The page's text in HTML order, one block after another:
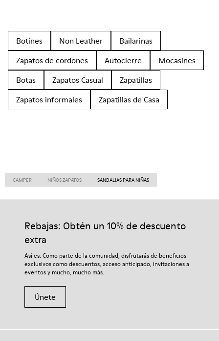
Botines Non Leather
Bailarinas
Zapatos de cordones
Autocierre
Mocasines
Botas
Zapatos Casual
Zapatillas
Zapatos informales
Zapatillas de Casa
CAMPER NIÑOS ZAPATOS SANDALIAS PARA NIÑAS
Rebajas: Obtén un 10% de descuento
extra
Así es. Como parte de la comunidad, disfrutarás de beneficios
exclusivos como descuentos, acceso anticipado, invitaciones a
eventos y mucho, mucho más.
Únete